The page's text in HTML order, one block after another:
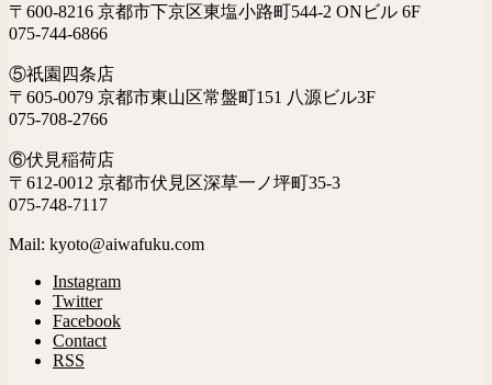
〒600-8216 京都市下京区東塩小路町544-2 ONビル 6F
075-744-6866
⑤祇園四条店
〒605-0079 京都市東山区常盤町151 八源ビル3F
075-708-2766
⑥伏見稲荷店
〒612-0012 京都市伏見区深草一ノ坪町35-3
075-748-7117
Mail: kyoto@aiwafuku.com
Instagram
Twitter
Facebook
Contact
RSS